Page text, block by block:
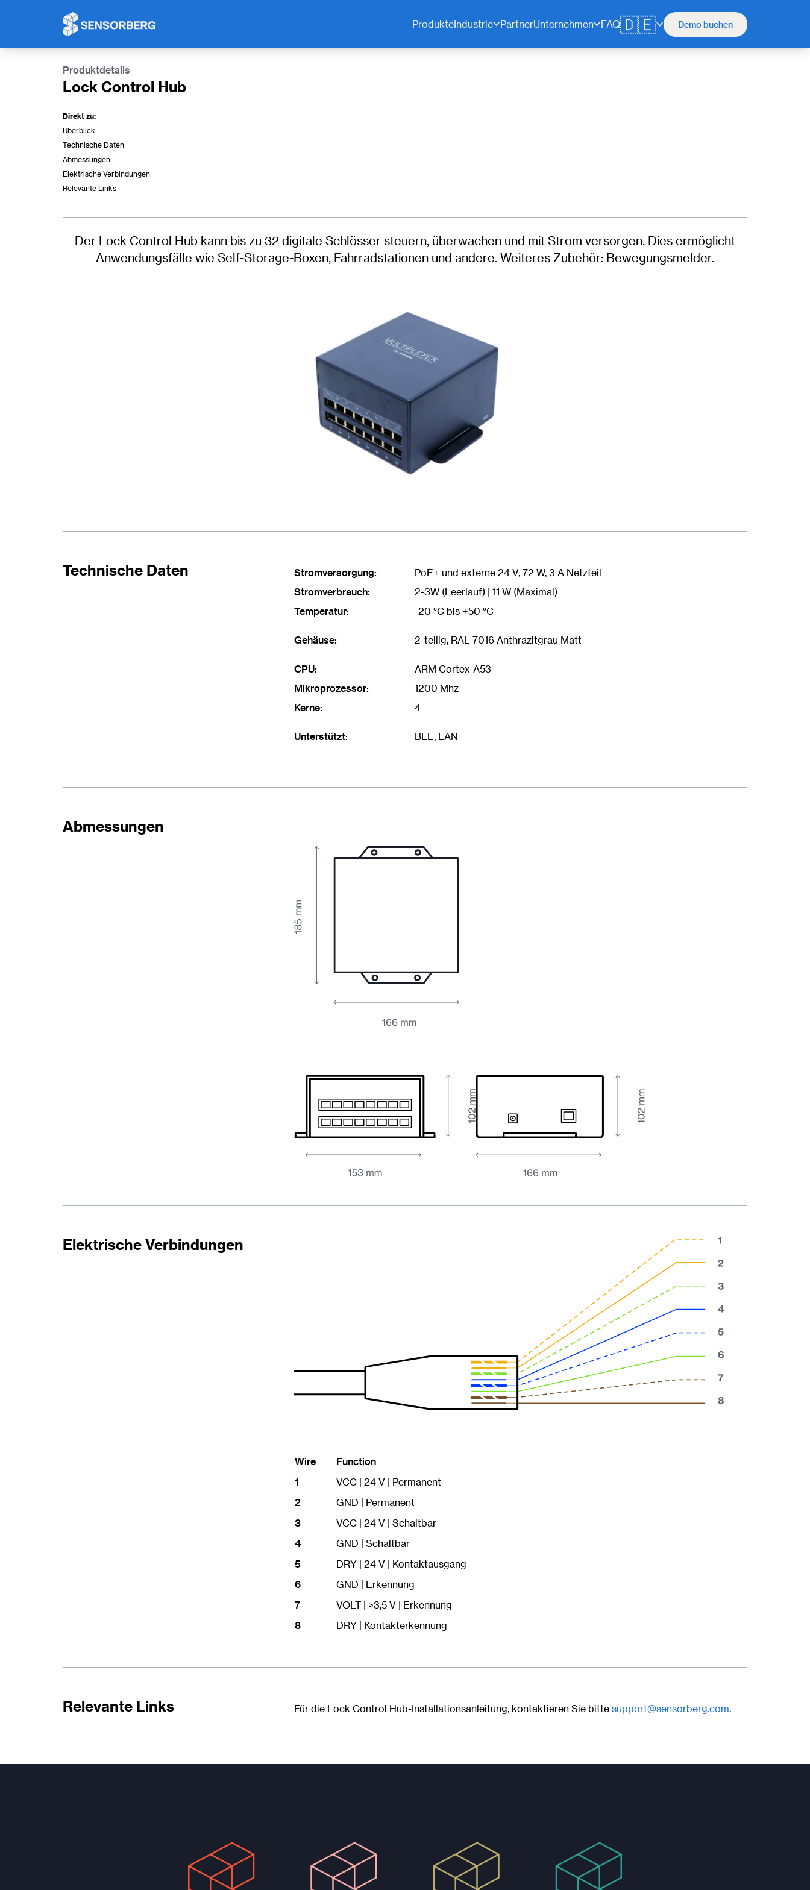
ProdukteIndustrie PartnerUnternehmen FAQ🇩🇪 Demo buchen
Produktdetails
Lock Control Hub
Direkt zu:
Überblick
Technische Daten
Abmessungen
Elektrische Verbindungen
Relevante Links
Der Lock Control Hub kann bis zu 32 digitale Schlösser steuern, überwachen und mit Strom versorgen. Dies ermöglicht
Anwendungsfälle wie Self-Storage-Boxen, Fahrradstationen und andere. Weiteres Zubehör: Bewegungsmelder.
Technische Daten Stromversorgung:
PoE+ und externe 24 V, 72 W, 3 A Netzteil
Stromverbrauch:
2-3W (Leerlauf) | 11 W (Maximal)
Temperatur:
-20 °C bis +50 °C
Gehäuse: 2-teilig, RAL 7016 Anthrazitgrau Matt
CPU:
ARM Cortex-A53
Mikroprozessor:
1200 Mhz
Kerne:
4
Unterstützt: BLE, LAN
Abmessungen
Elektrische Verbindungen
Wire
Function
1
VCC | 24 V | Permanent
2
GND | Permanent
3
VCC | 24 V | Schaltbar
4
GND | Schaltbar
5
DRY | 24 V | Kontaktausgang
6
GND | Erkennung
7
VOLT | >3,5 V | Erkennung
8
DRY | Kontakterkennung
Relevante Links Für die Lock Control Hub-Installationsanleitung, kontaktieren Sie bitte support@sensorberg.com.